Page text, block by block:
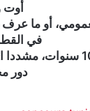
أوت
أو ما عرف
في
تجاوزت بطالتهم الـ10
دور